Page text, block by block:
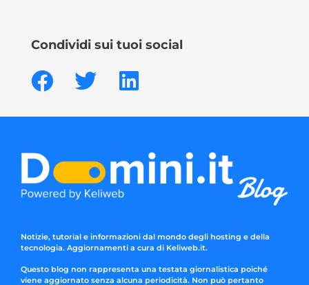
Condividi sui tuoi social
Notizie, tutorial e informazioni dal mondo degli hosting e della
tecnologia. Aggiornamenti a cura di Keliweb.it.
Questo blog non rappresenta una testata giornalistica poiché
viene aggiornato senza alcuna periodicità. Non può pertanto